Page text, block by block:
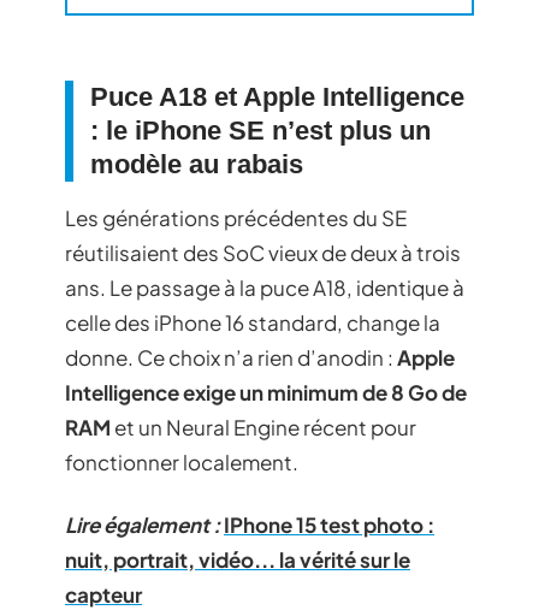
Puce A18 et Apple Intelligence
: le iPhone SE n’est plus un
modèle au rabais
Les générations précédentes du SE
réutilisaient des SoC vieux de deux à trois
ans. Le passage à la puce A18, identique à
celle des iPhone 16 standard, change la
donne. Ce choix n’a rien d’anodin : Apple
Intelligence exige un minimum de 8 Go de
RAM et un Neural Engine récent pour
fonctionner localement.
Lire également :IPhone 15 test photo :
nuit, portrait, vidéo... la vérité sur le
capteur